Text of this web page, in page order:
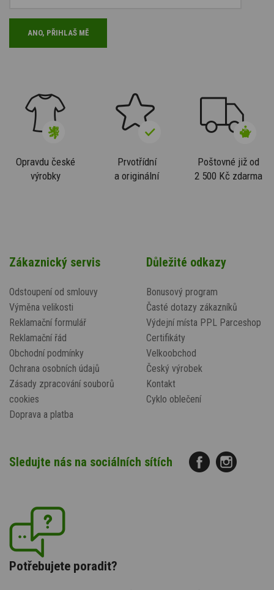
Opravdu české
výrobky
Prvotřídní
a originální
Poštovné již od
2 500 Kč zdarma
Zákaznický servis
Odstoupení od smlouvy
Výměna velikosti
Reklamační formulář
Reklamační řád
Obchodní podmínky
Ochrana osobních údajů
Zásady zpracování souborů
cookies
Doprava a platba
Důležité odkazy
Bonusový program
Časté dotazy zákazníků
Výdejní místa PPL Parceshop
Certifikáty
Velkoobchod
Český výrobek
Kontakt
Cyklo oblečení
Sledujte nás na sociálních sítích
Potřebujete poradit?